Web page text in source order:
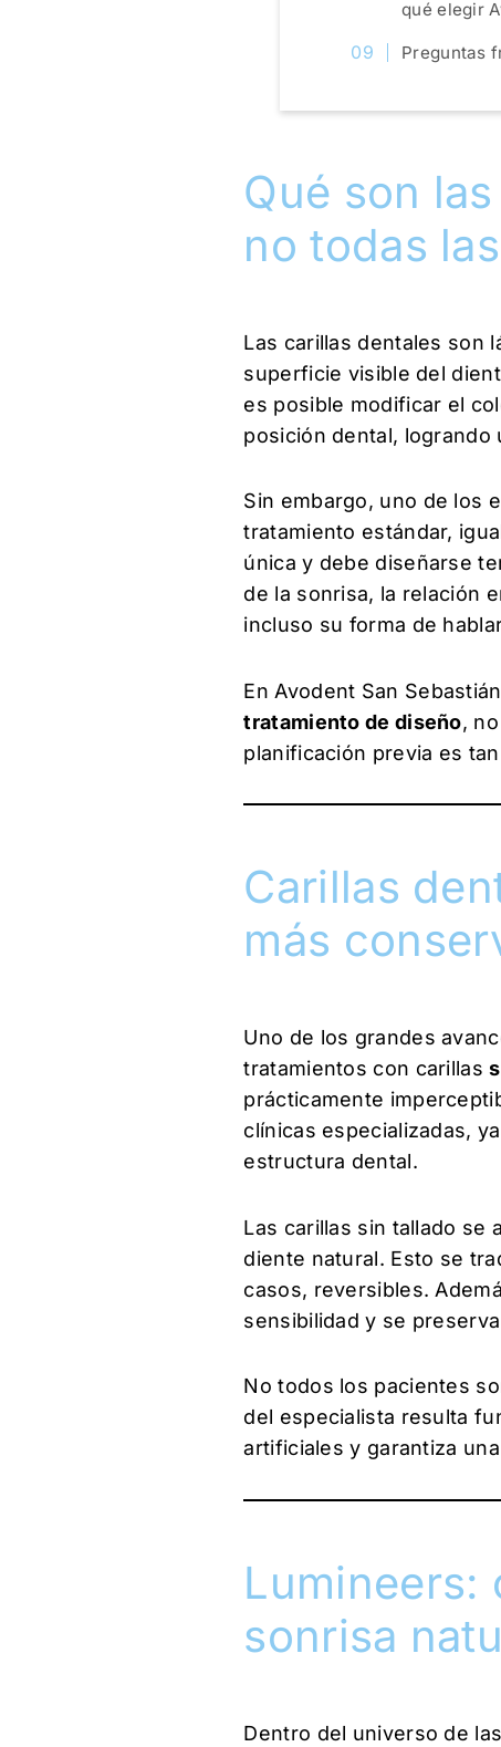
qué elegir
Preguntas
Qué son
no todas
Las carillas dentales son
superficie visible del
es posible modificar el
posición dental, logrando
Sin embargo, uno de los
tratamiento estándar,
única y debe diseñarse
de la sonrisa, la relación
incluso su forma de
En Avodent San
tratamiento de diseño,
planificación previa es
Carillas
más
Uno de los grandes
tratamientos con carillas
prácticamente
clínicas especializadas,
estructura dental.
Las carillas sin tallado se
diente natural. Esto se
casos, reversibles.
sensibilidad y se
No todos los pacientes
del especialista resulta
artificiales y garantiza
Lumineers:
sonrisa
Dentro del universo de